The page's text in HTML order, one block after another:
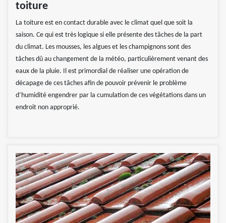
toiture
La toiture est en contact durable avec le climat quel que soit la
saison. Ce qui est très logique si elle présente des tâches de la part
du climat. Les mousses, les algues et les champignons sont des
tâches dû au changement de la météo, particulièrement venant des
eaux de la pluie. Il est primordial de réaliser une opération de
décapage de ces tâches afin de pouvoir prévenir le problème
d’humidité engendrer par la cumulation de ces végétations dans un
endroit non approprié.